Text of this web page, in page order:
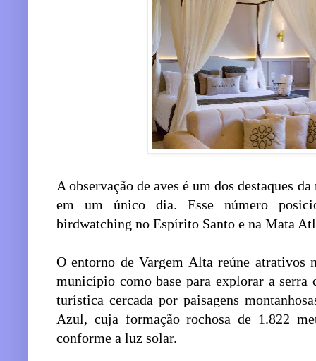
A observação de aves é um dos destaques
em um único dia. Esse número
birdwatching no Espírito Santo e na Mata
O entorno de Vargem Alta reúne atrativos
município como base para explorar a serra
turística cercada por paisagens
Azul, cuja formação rochosa de 1.822
conforme a luz solar.